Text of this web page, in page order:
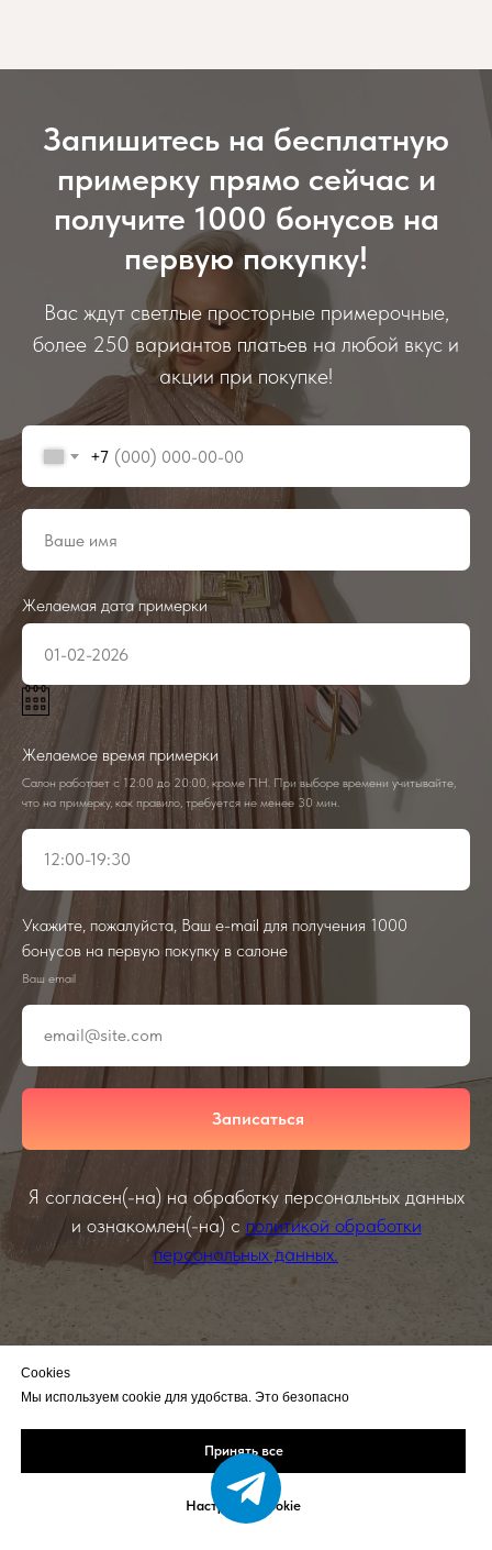
Запишитесь на бесплатную
примерку прямо сейчас и
получите 1000 бонусов на
первую покупку!
Вас ждут светлые просторные примерочные,
более 250 вариантов платьев на любой вкус и
акции при покупке!
+7
Желаемая дата примерки
Желаемое время примерки
Салон работает с 12:00 до 20:00, кроме ПН. При выборе времени учитывайте,
что на примерку, как правило, требуется не менее 30 мин.
Укажите, пожалуйста, Ваш e-mail для получения 1000
бонусов на первую покупку в салоне
Ваш email
Записаться
Я согласен(-на) на обработку персональных данных
и ознакомлен(-на) с политикой обработки
персональных данных.
НАШИ ПОКУПАТЕЛИ
Cookies
Мы используем cookie для удобства. Это безопасно
Принять все
Настройка Cookie